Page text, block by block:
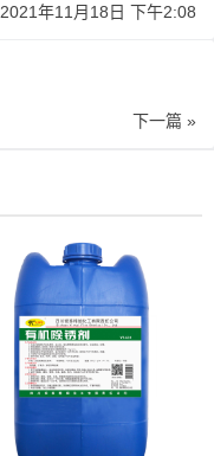
2021年11月18日 下午2:08
下一篇 »